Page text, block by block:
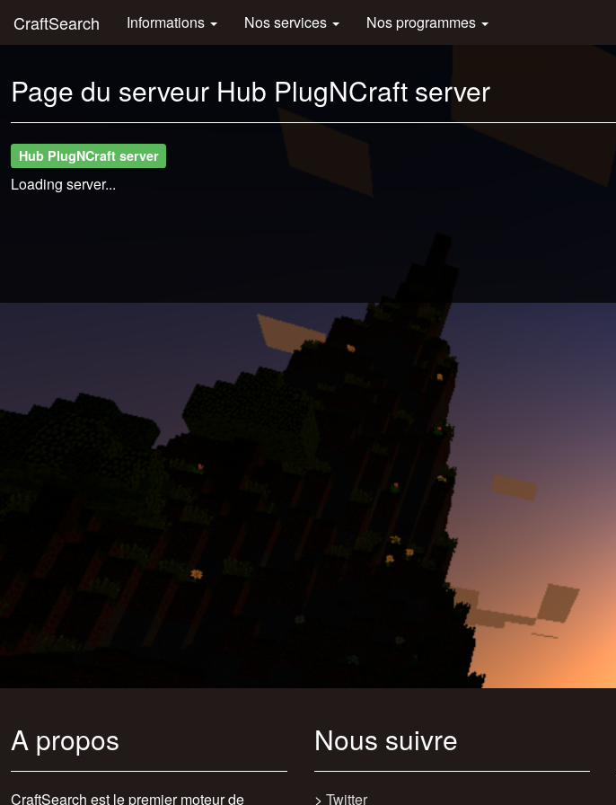
CraftSearch Informations Nos services Nos programmes
Page du serveur Hub PlugNCraft server
Hub PlugNCraft server
Loading server...
A propos
CraftSearch est le premier moteur de
Nous suivre
> Twitter